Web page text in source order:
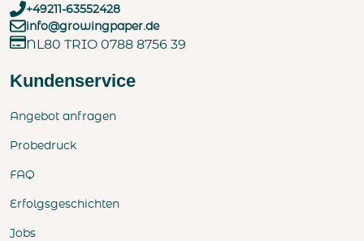
+49211-63552428
info@growingpaper.de
NL80 TRIO 0788 8756 39
Kundenservice
Angebot anfragen
Probedruck
FAQ
Erfolgsgeschichten
Jobs